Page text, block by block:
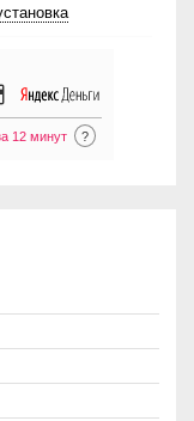
12 минут ?